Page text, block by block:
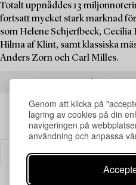
Genom att klicka på
lagring av cookies på din
navigeringen på
användning och anpassa
Totalt uppnåddes 13
fortsatt mycket stark marknad
som Helene Schjerfbeck,
Hilma af Klint, samt klassiska
Anders Zorn och Carl Milles.